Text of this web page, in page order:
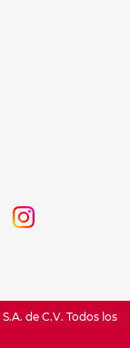
de C.V. Todos los